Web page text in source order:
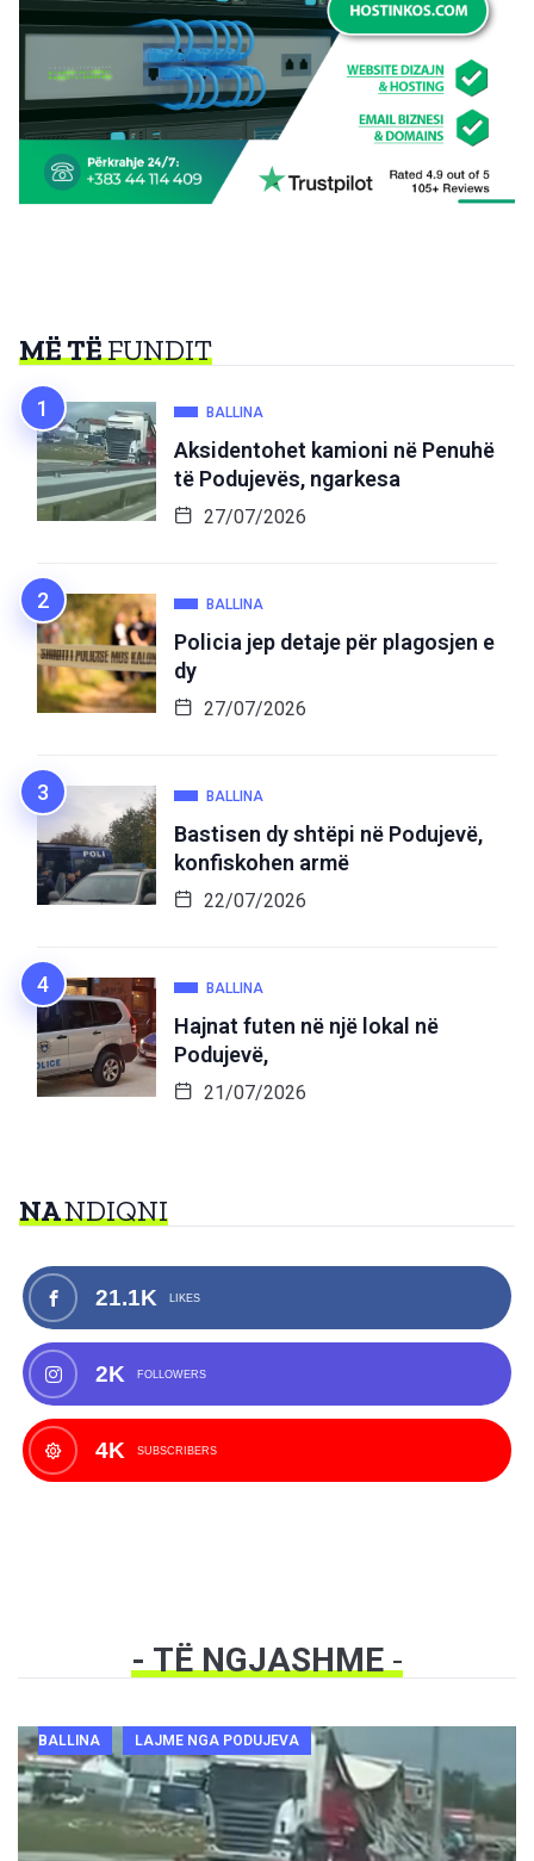
MË TËFUNDIT
BALLINA
Aksidentohet kamioni në Penuhë
të Podujevës, ngarkesa
27/07/2026
BALLINA
Policia jep detaje për plagosjen e
dy
27/07/2026
BALLINA
Bastisen dy shtëpi në Podujevë,
konfiskohen armë
22/07/2026
BALLINA
Hajnat futen në një lokal në
Podujevë,
21/07/2026
NANDIQNI
21.1K LIKES
2K FOLLOWERS
4K SUBSCRIBERS
- TË NGJASHME-
BALLINA LAJME NGA PODUJEVA